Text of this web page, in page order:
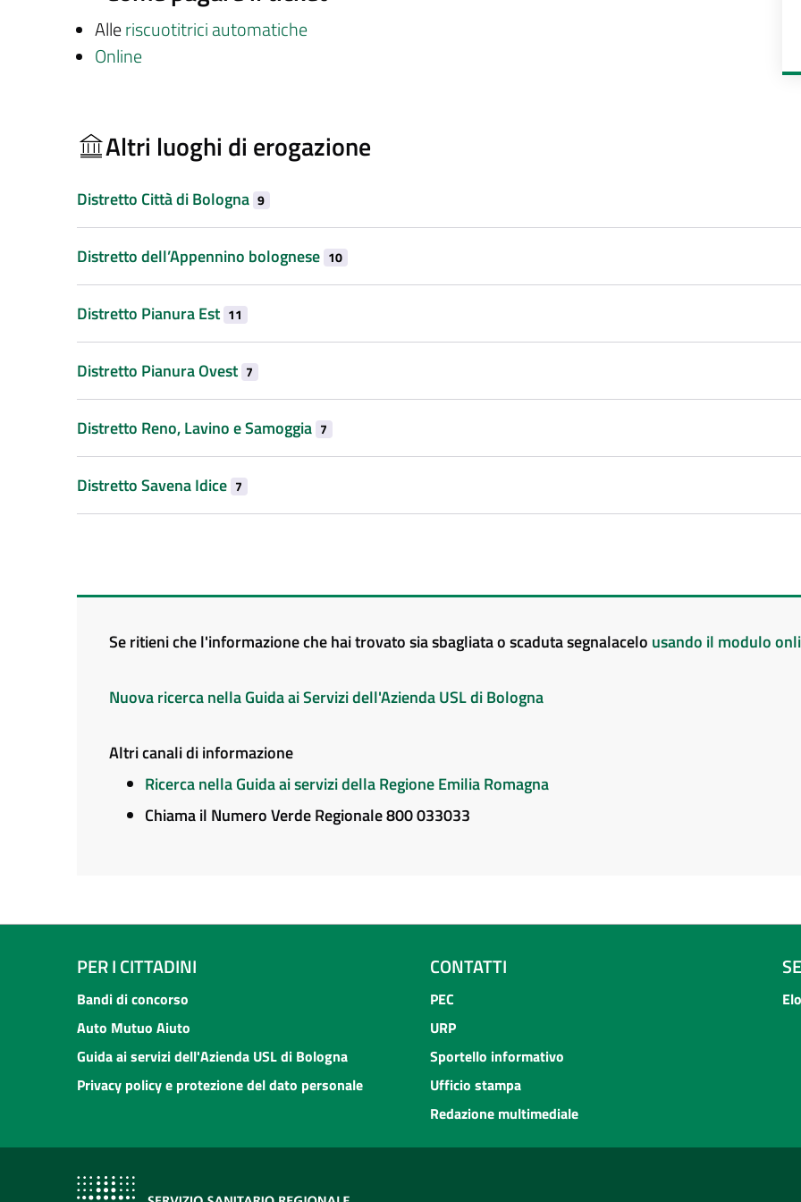
Alleriscuotitrici automatiche
Online
Altri luoghi di erogazione
Distretto Città di Bologna 9
Distretto dell’Appennino bolognese 10
Distretto Pianura Est 11
Distretto Pianura Ovest 7
Distretto Reno, Lavino e Samoggia 7
Distretto Savena Idice 7
Se ritieni che l'informazione che hai trovato sia sbagliata o scaduta segnalacelo usando il modulo
Nuova ricerca nella Guida ai Servizi dell'Azienda USL di Bologna
Altri canali di informazione
Ricerca nella Guida ai servizi della Regione Emilia Romagna
Chiama il Numero Verde Regionale 800 033033
PER I CITTADINI
Bandi di concorso
Auto Mutuo Aiuto
Guida ai servizi dell'Azienda USL di Bologna
Privacy policy e protezione del dato personale
CONTATTI
PEC
URP
Sportello informativo
Ufficio stampa
Redazione multimediale